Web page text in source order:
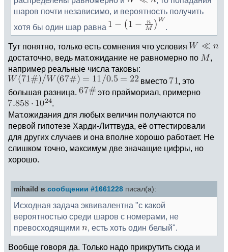
шаров почти независимо, и вероятность получить
хотя бы один шар равна
Тут понятно, только есть сомнения что условия
достаточно, ведь мат.ожидание не равномерно по
например реальные числа таковы:
вместо
, это
большая разница.
это праймориал, примерно
Мат.ожидания для любых величин получаются по
первой гипотезе Харди-Литтвуда, её оттестировали
для других случаев и она вполне хорошо работает. Не
слишком точно, максимум две значащие цифры, но
хорошо.
mihaild в сообщении #1661228 писал(а):
Исходная задача эквивалентна "с какой
вероятностью среди шаров с номерами, не
превосходящими
, есть хоть один белый".
Вообще говоря да. Только надо прикрутить сюда и